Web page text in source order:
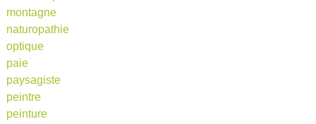
montagne
naturopathie
optique
paie
paysagiste
peintre
peinture